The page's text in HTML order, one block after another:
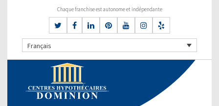
Chaque franchise est autonome et indépendante
Français